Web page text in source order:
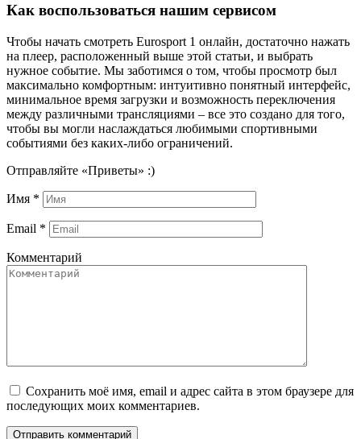
Как воспользоваться нашим сервисом
Чтобы начать смотреть Eurosport 1 онлайн, достаточно нажать
на плеер, расположенный выше этой статьи, и выбрать
нужное событие. Мы заботимся о том, чтобы просмотр был
максимально комфортным: интуитивно понятный интерфейс,
минимальное время загрузки и возможность переключения
между различными трансляциями – все это создано для того,
чтобы вы могли наслаждаться любимыми спортивными
событиями без каких-либо ограничений.
Отправляйте «Приветы» :)
Имя *
Email *
Комментарий
Сохранить моё имя, email и адрес сайта в этом браузере для
последующих моих комментариев.